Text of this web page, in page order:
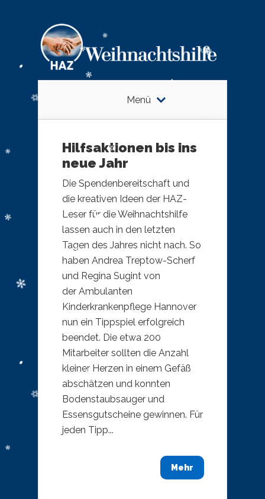
Menü
Hilfsaktionen bis ins
neue Jahr
Die Spendenbereitschaft und
die kreativen Ideen der HAZ-
Leser für die Weihnachtshilfe
lassen auch in den letzten
Tagen des Jahres nicht nach. So
haben Andrea Treptow-Scherf
und Regina Sugint von
der Ambulanten
Kinderkrankenpflege Hannover
nun ein Tippspiel erfolgreich
beendet. Die etwa 200
Mitarbeiter sollten die Anzahl
kleiner Herzen in einem Gefäß
abschätzen und konnten
Bodenstaubsauger und
Essensgutscheine gewinnen. Für
jeden Tipp...
Mehr